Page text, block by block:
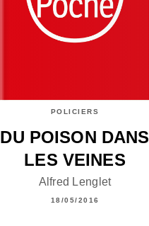
POLICIERS
DU POISON DANS
LES VEINES
Alfred Lenglet
18/05/2016